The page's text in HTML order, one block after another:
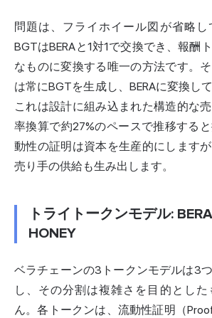
問題は、フライホイール図が省略し
BGTはBERAと1対1で交換でき、報酬
なものに変換する唯一の方法です。
は常にBGTを生成し、BERAに変換し
これは設計に組み込まれた構造的な
率換算で約27%のペースで推移する
動性の証明は資本を生産的にします
売り手の供給も生み出します。
トライトークンモデル:
HONEY
ベラチェーンの3トークンモデルは3
し、その分割は複雑さを目的とし
ん。各トークンは、流動性証明（